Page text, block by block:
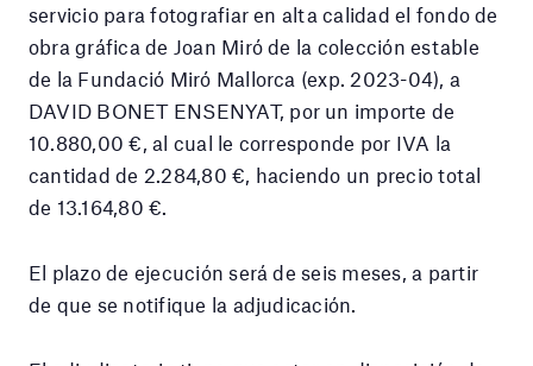
servicio para fotografiar en alta calidad el fondo de
obra gráfica de Joan Miró de la colección estable
de la Fundació Miró Mallorca (exp. 2023-04), a
DAVID BONET ENSENYAT, por un importe de
10.880,00 €, al cual le corresponde por IVA la
cantidad de 2.284,80 €, haciendo un precio total
de 13.164,80 €.
El plazo de ejecución será de seis meses, a partir
de que se notifique la adjudicación.